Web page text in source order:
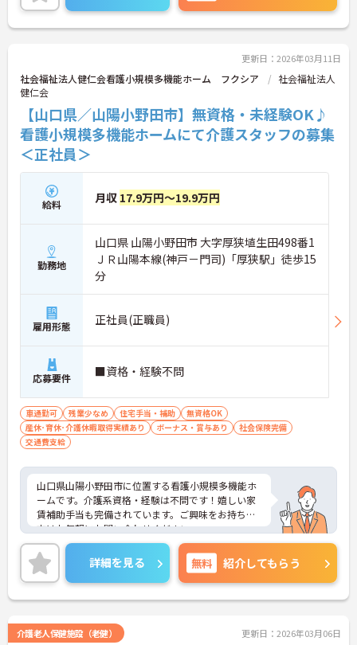
更新日：2026年03月11日
社会福祉法人健仁会看護小規模多機能ホーム フクシア
社会福祉法人
健仁会
【山口県／山陽小野田市】無資格・未経験OK♪
看護小規模多機能ホームにて介護スタッフの募集
＜正社員＞
給料 月収 17.9万円～19.9万円
勤務地
山口県 山陽小野田市 大字厚狭埴生田498番1
ＪＲ山陽本線(神戸－門司)「厚狭駅」徒歩15
分
雇用形態 正社員(正職員)
応募要件 ■資格・経験不問
車通勤可 残業少なめ 住宅手当・補助
無資格OK
産休･育休･介護休暇取得実績あり
ボーナス・賞与あり
社会保険完備
交通費支給
山口県山陽小野田市に位置する看護小規模多機能ホ
ームです。介護系資格・経験は不問です！嬉しい家
賃補助手当も完備されています。ご興味をお持ちの
方はお気軽にお問い合わせください。
詳細を見る 無料 紹介してもらう
介護老人保健施設（老健） 更新日：2026年03月06日